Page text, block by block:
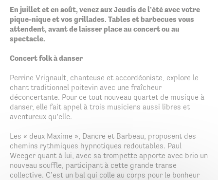
En juillet et en août, venez aux Jeudis de l’été avec votre
pique-nique et vos grillades. Tables et barbecues vous
attendent, avant de laisser place au concert ou au
spectacle.
Concert folk à danser
Perrine Vrignault, chanteuse et accordéoniste, explore le
chant traditionnel poitevin avec une fraîcheur
déconcertante. Pour ce tout nouveau quartet de musique à
danser, elle fait appel à trois musiciens aussi libres et
aventureux qu’elle.
Les « deux Maxime », Dancre et Barbeau, proposent des
chemins rythmiques hypnotiques redoutables. Paul
Weeger quant à lui, avec sa trompette apporte avec brio un
nouveau souffle, participant à cette grande transe
collective. C’est un bal qui colle au corps pour le bonheur